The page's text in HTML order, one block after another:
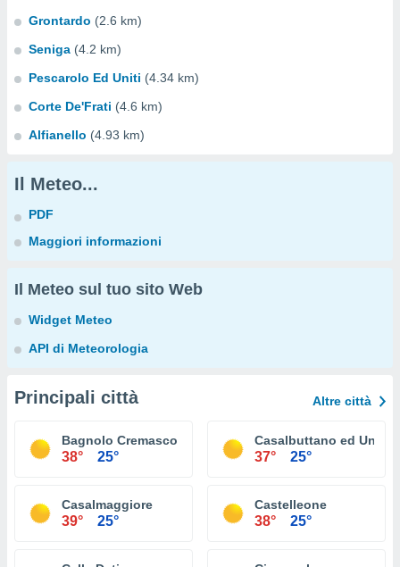
Grontardo (2.6 km)
Seniga (4.2 km)
Pescarolo Ed Uniti (4.34 km)
Corte De'Frati (4.6 km)
Alfianello (4.93 km)
Il Meteo...
PDF
Maggiori informazioni
Il Meteo sul tuo sito Web
Widget Meteo
API di Meteorologia
Principali città Altre città
Bagnolo Cremasco
38° 25°
Casalbuttano ed Uniti
37° 25°
Casalmaggiore
39° 25°
Castelleone
38° 25°